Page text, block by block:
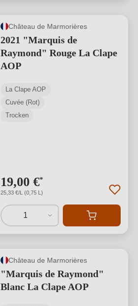
Château de Marmorières
2021 "Marquis de
Raymond" Rouge La Clape
AOP
La Clape AOP
Cuvée (Rot)
Trocken
19,00 €*
25,33 €/L (0,75 L)
1
Château de Marmorières
"Marquis de Raymond"
Blanc La Clape AOP